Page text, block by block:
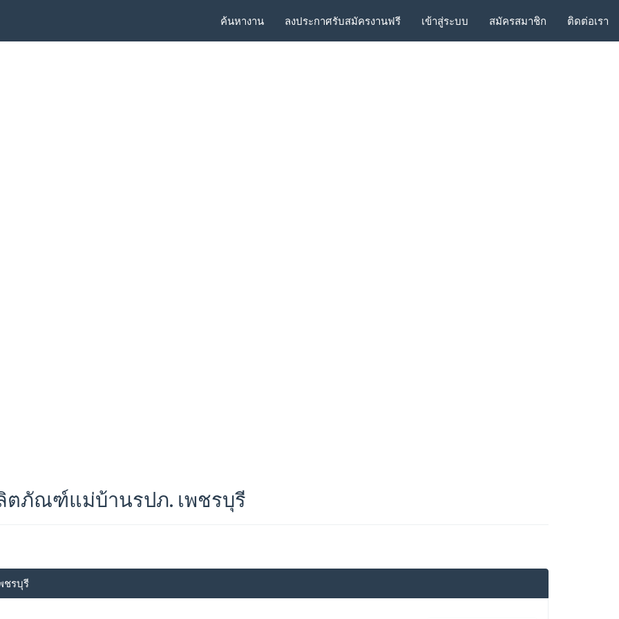
ค้นหางาน ลงประกาศรับสมัครงานฟรี เข้าสู่ระบบ สมัครสมาชิก ติดต่อเรา
ตภัณฑ์แม่บ้านรปภ. เพชรบุรี
ชรบุรี